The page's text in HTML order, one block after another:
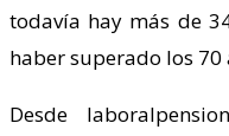
todavía hay más de
haber superado los
Desde